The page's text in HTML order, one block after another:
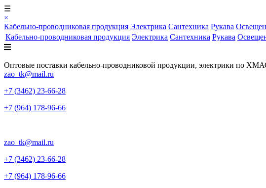
☰
×
Кабельно-проводниковая продукция Электрика Сантехника Рукава
Кабельно-проводниковая продукция Электрика Сантехника Рукава
Оптовые поставки кабельно-проводниковой продукции, электрики по
zao_tk@mail.ru
+7 (3462) 23-66-28
+7 (964) 178-96-66
zao_tk@mail.ru
+7 (3462) 23-66-28
+7 (964) 178-96-66